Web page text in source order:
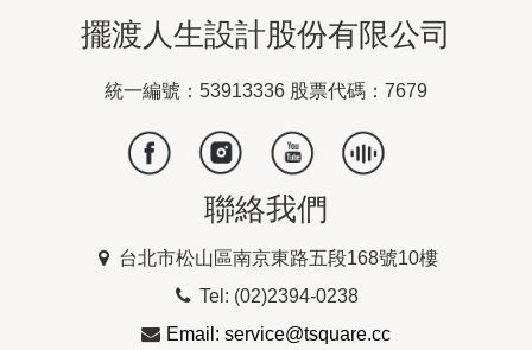
擺渡人生設計股份有限公司
統一編號：53913336 股票代碼：7679
聯絡我們
台北市松山區南京東路五段168號10樓
Tel: (02)2394-0238
Email: service@tsquare.cc